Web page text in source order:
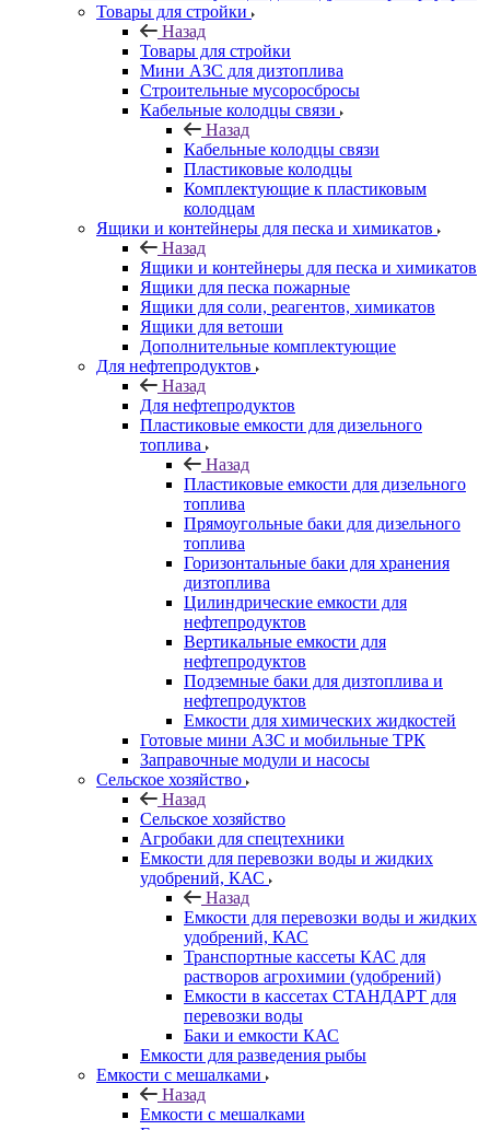
Товары для стройки
Назад
Товары для стройки
Мини АЗС для дизтоплива
Строительные мусоросбросы
Кабельные колодцы связи
Назад
Кабельные колодцы связи
Пластиковые колодцы
Комплектующие к пластиковым
колодцам
Ящики и контейнеры для песка и химикатов
Назад
Ящики и контейнеры для песка и химикатов
Ящики для песка пожарные
Ящики для соли, реагентов, химикатов
Ящики для ветоши
Дополнительные комплектующие
Для нефтепродуктов
Назад
Для нефтепродуктов
Пластиковые емкости для дизельного
топлива
Назад
Пластиковые емкости для дизельного
топлива
Прямоугольные баки для дизельного
топлива
Горизонтальные баки для хранения
дизтоплива
Цилиндрические емкости для
нефтепродуктов
Вертикальные емкости для
нефтепродуктов
Подземные баки для дизтоплива и
нефтепродуктов
Емкости для химических жидкостей
Готовые мини АЗС и мобильные ТРК
Заправочные модули и насосы
Сельское хозяйство
Назад
Сельское хозяйство
Агробаки для спецтехники
Емкости для перевозки воды и жидких
удобрений, КАС
Назад
Емкости для перевозки воды и жидких
удобрений, КАС
Транспортные кассеты КАС для
растворов агрохимии (удобрений)
Емкости в кассетах СТАНДАРТ для
перевозки воды
Баки и емкости КАС
Емкости для разведения рыбы
Емкости с мешалками
Назад
Емкости с мешалками